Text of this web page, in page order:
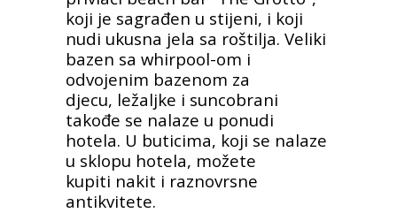
koji je sagrađen u stijeni, i koji
nudi ukusna jela sa roštilja. Veliki
bazen sa whirpool-om i
odvojenim bazenom za
djecu, ležaljke i suncobrani
takođe se nalaze u ponudi
hotela. U buticima, koji se nalaze
u sklopu hotela, možete
kupiti nakit i raznovrsne
antikvitete.